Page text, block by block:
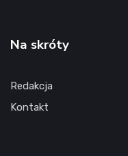
Na skróty
Redakcja
Kontakt